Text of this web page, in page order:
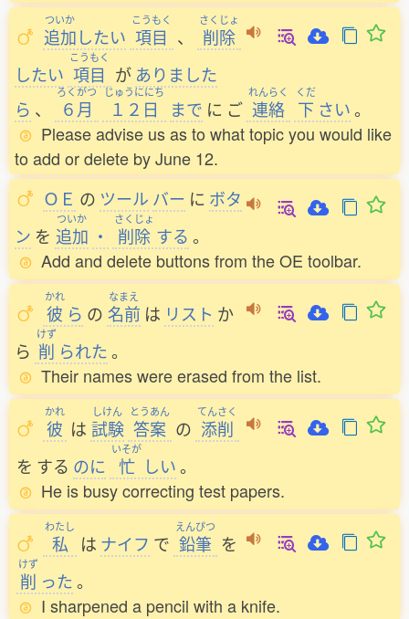
ついか
追加したい
こうもく
項目 、
さくじょ
削除
したい
こうもく
項目 が ありました
ら 、
ろくがつ
６月
じゅうににち
１２日 まで に ご
れんらく
連絡
くだ
下 さい。
Please advise us as to what topic you would like
to add or delete by June 12.
ＯＥ の ツール バー に ボタ
ン を
ついか
追加 ・
さくじょ
削除 する 。
Add and delete buttons from the OE toolbar.
かれ
彼 ら の
なまえ
名前 は リスト か
ら
けず
削 られた。
Their names were erased from the list.
かれ
彼 は
しけん
試験
とうあん
答案 の
てんさく
添削
を する のに
いそが
忙 しい。
He is busy correcting test papers.
わたし
私 は ナイフ で
えんぴつ
鉛筆 を
けず
削 った。
I sharpened a pencil with a knife.